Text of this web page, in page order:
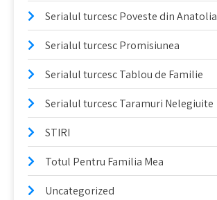
Serialul turcesc Poveste din Anatolia
Serialul turcesc Promisiunea
Serialul turcesc Tablou de Familie
Serialul turcesc Taramuri Nelegiuite
STIRI
Totul Pentru Familia Mea
Uncategorized